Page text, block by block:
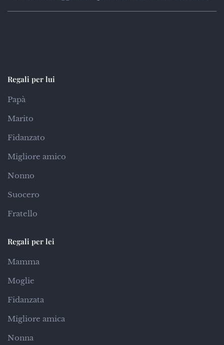
Regali per lui
Papà
Marito
Fidanzato
Migliore amico
Nonno
Suocero
Fratello
Regali per lei
Mamma
Moglie
Fidanzata
Migliore amica
Nonna